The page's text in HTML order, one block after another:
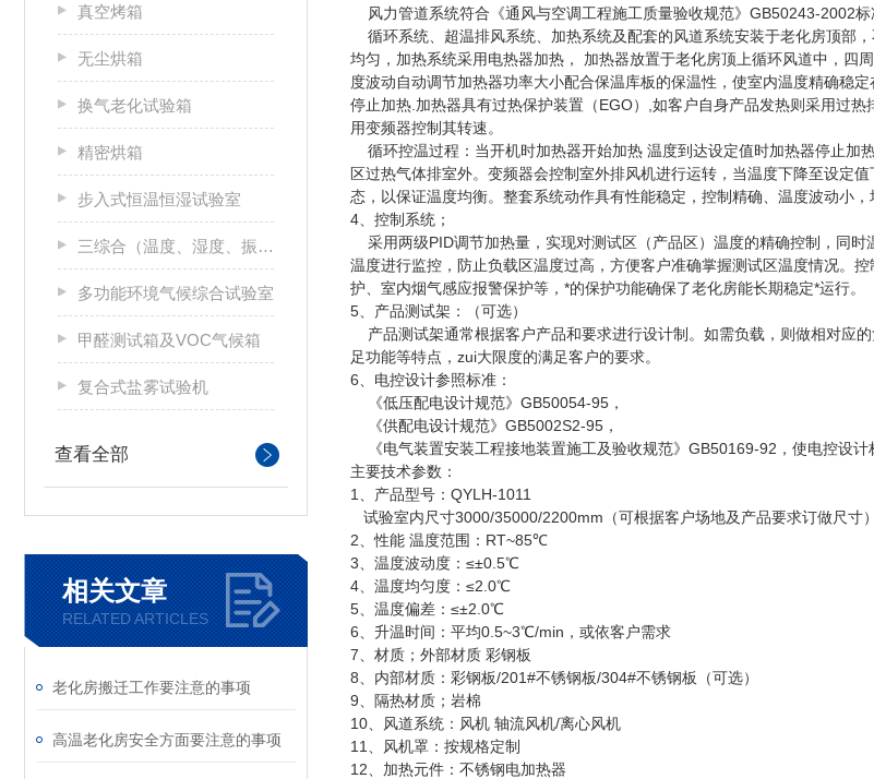
真空烤箱
无尘烘箱
换气老化试验箱
精密烘箱
步入式恒温恒湿试验室
三综合（温度、湿度、振动）试验箱
多功能环境气候综合试验室
甲醛测试箱及VOC气候箱
复合式盐雾试验机
查看全部
相关文章
RELATED ARTICLES
老化房搬迁工作要注意的事项
高温老化房安全方面要注意的事项
风力管道系统符合《通风与空调工程施工质量验收规范》GB50243-2002标
循环系统、超温排风系统、加热系统及配套的风道系统安装于老化房顶部
均匀，加热系统采用电热器加热， 加热器放置于老化房顶上循环风道中，四
度波动自动调节加热器功率大小配合保温库板的保温性，使室内温度精确稳
停止加热.加热器具有过热保护装置（EGO）,如客户自身产品发热则采用过
用变频器控制其转速。
循环控温过程：当开机时加热器开始加热 温度到达设定值时加热器停止加
区过热气体排室外。变频器会控制室外排风机进行运转，当温度下降至设定
态，以保证温度均衡。整套系统动作具有性能稳定，控制精确、温度波动
4、 控制系统；
采用两级PID调节加热量，实现对测试区（产品区）温度的精确控制，同
温度进行监控，防止负载区温度过高，方便客户准确掌握测试区温度情况。
护、室内烟气感应报警保护等，*的保护功能确保了老化房能长期稳定*运行
5、产品测试架：（可选）
产品测试架通常根据客户产品和要求进行设计制。如需负载，则做相对应
足功能等特点，zui大限度的满足客户的要求。
6、电控设计参照标准：
《低压配电设计规范》GB50054-95，
《供配电设计规范》GB5002S2-95，
《电气装置安装工程接地装置施工及验收规范》GB50169-92，使电控设计
主要技术参数：
1、产品型号：QYLH-1011
试验室内尺寸3000/35000/2200mm（可根据客户场地及产品要求订做尺寸）
2、性能 温度范围：RT~85℃
3、温度波动度：≤±0.5℃
4、温度均匀度：≤2.0℃
5、温度偏差：≤±2.0℃
6、升温时间：平均0.5~3℃/min，或依客户需求
7、材质；外部材质 彩钢板
8、内部材质：彩钢板/201#不锈钢板/304#不锈钢板（可选）
9、隔热材质；岩棉
10、风道系统：风机 轴流风机/离心风机
11、风机罩：按规格定制
12、加热元件：不锈钢电加热器